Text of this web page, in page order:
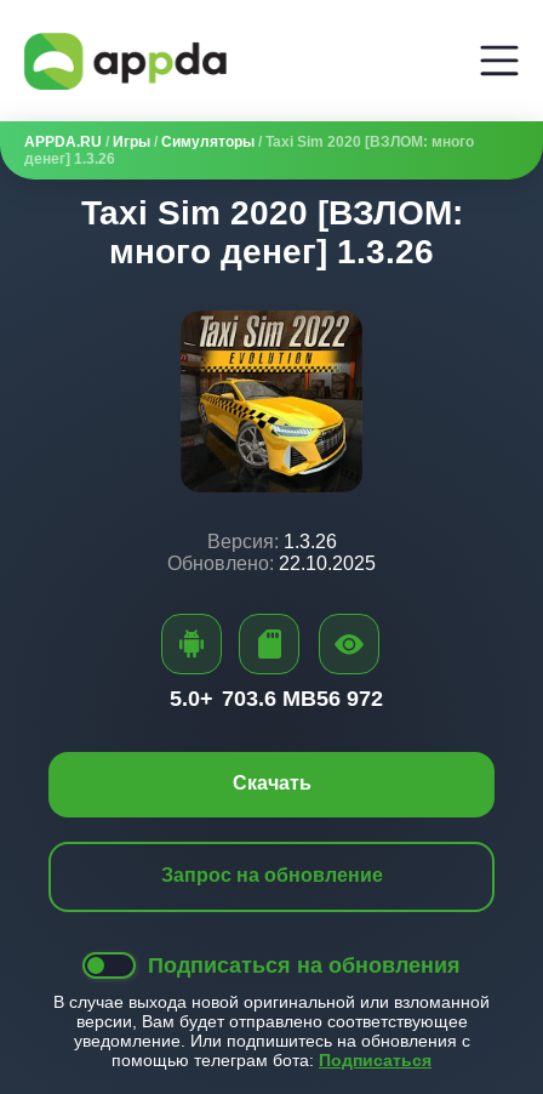
APPDA.RU / Игры / Симуляторы / Taxi Sim 2020 [ВЗЛОМ: много
денег] 1.3.26
Taxi Sim 2020 [ВЗЛОМ:
много денег] 1.3.26
Версия: 1.3.26
Обновлено: 22.10.2025
Скачать
Запрос на обновление
Подписаться на обновления
В случае выхода новой оригинальной или взломанной
версии, Вам будет отправлено соответствующее
уведомление. Или подпишитесь на обновления с
помощью телеграм бота: Подписаться
5.0+ 703.6 MB56 972